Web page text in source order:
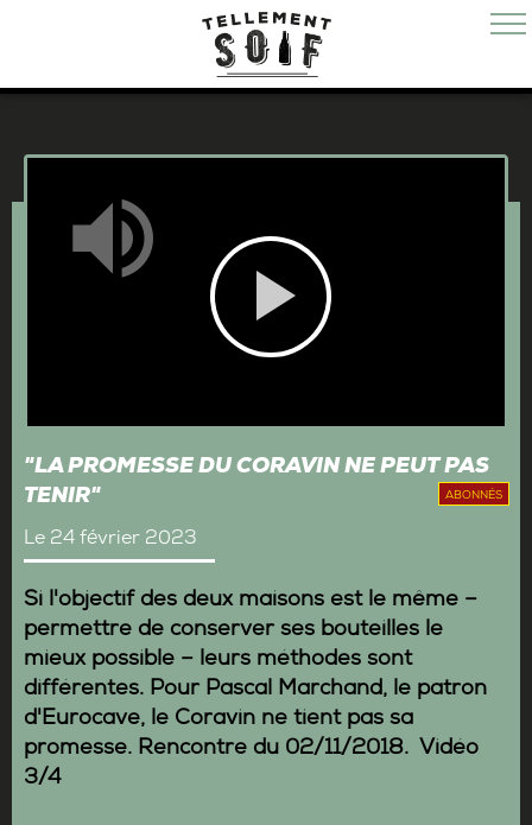
Play
Video
Mute
"LA PROMESSE DU CORAVIN NE PEUT PAS
TENIR"
ABONNÉS
Le 24 février 2023
Si l'objectif des deux maisons est le même –
permettre de conserver ses bouteilles le
mieux possible – leurs méthodes sont
différentes. Pour Pascal Marchand, le patron
d'Eurocave, le Coravin ne tient pas sa
promesse. Rencontre du 02/11/2018. Vidéo
3/4